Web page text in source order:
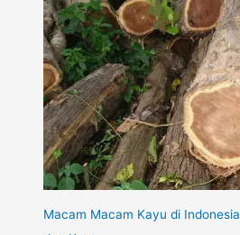
Macam Macam Kayu di